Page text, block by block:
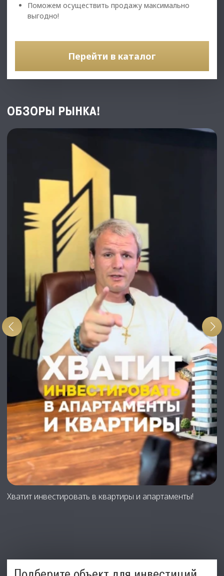
Поможем осуществить продажу максимально
выгодно!
Перейти в каталог
ОБЗОРЫ РЫНКА!
Хватит инвестировать в квартиры и апартаменты!